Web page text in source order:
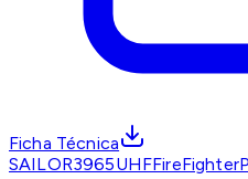
Ficha Técnica